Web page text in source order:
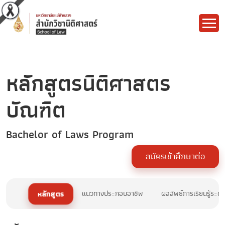
หลักสูตรนิติศาสตร
บัณฑิต
Bachelor of Laws Program
สมัครเข้าศึกษาต่อ
หลักสูตร แนวทางประกอบอาชีพ ผลลัพธ์การเรียนรู้ระ